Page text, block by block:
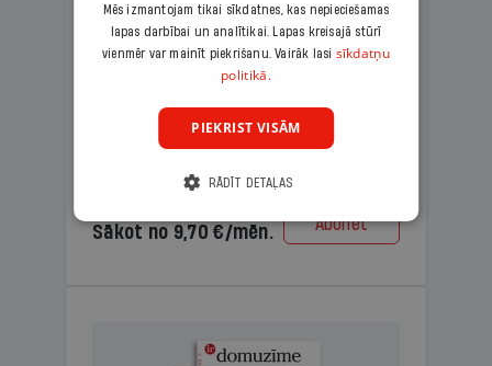
KOMPLEKTS IR + LASIS
Ģimenes komplekts – aizraujošs
lasāmžurnāls bērniem un analītiska
lasāmviela vecākiem.
Sākot no 9,70 €/mēn. Abonēt
Mēs izmantojam tikai sīkdatnes, kas nepieciešamas
lapas darbībai un analītikai. Lapas kreisajā stūrī
vienmēr var mainīt piekrišanu. Vairāk lasi sīkdatņu
politikā.
PIEKRIST VISĀM
RĀDĪT DETAĻAS